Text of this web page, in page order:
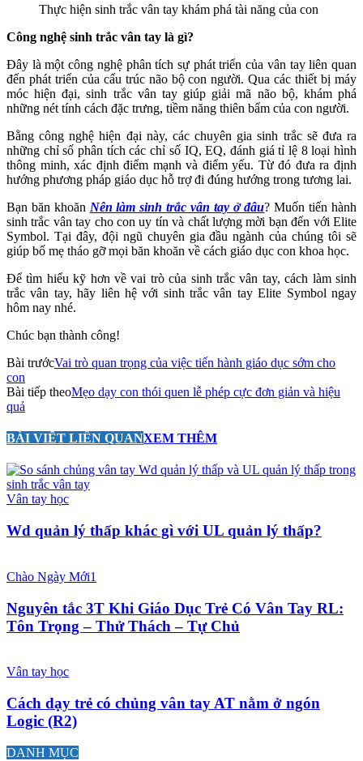
Thực hiện sinh trắc vân tay khám phá tài năng của con
Công nghệ sinh trắc vân tay là gì?
Đây là một công nghệ phân tích sự phát triển của vân tay liên quan
đến phát triển của cấu trúc não bộ con người. Qua các thiết bị máy
móc hiện đại, sinh trắc vân tay giúp giải mã não bộ, khám phá
những nét tính cách đặc trưng, tiềm năng thiên bẩm của con người.
Bằng công nghệ hiện đại này, các chuyên gia sinh trắc sẽ đưa ra
những chỉ số phân tích các chỉ số IQ, EQ, đánh giá tỉ lệ 8 loại hình
thông minh, xác định điểm mạnh và điểm yếu. Từ đó đưa ra định
hướng phương pháp giáo dục hỗ trợ đi đúng hướng trong tương lai.
Bạn băn khoăn Nên làm sinh trắc vân tay ở đâu? Muốn tiến hành
sinh trắc vân tay cho con uy tín và chất lượng mời bạn đến với Elite
Symbol. Tại đây, đội ngũ chuyên gia đầu ngành của chúng tôi sẽ
giúp bố mẹ tháo gỡ mọi băn khoăn về cách giáo dục con khoa học.
Để tìm hiểu kỹ hơn về vai trò của sinh trắc vân tay, cách làm sinh
trắc vân tay, hãy liên hệ với sinh trắc vân tay Elite Symbol ngay
hôm nay nhé.
Chúc bạn thành công!
Bài trướcVai trò quan trọng của việc tiến hành giáo dục sớm cho
con
Bài tiếp theoMẹo dạy con thói quen lễ phép cực đơn giản và hiệu
quả
BÀI VIẾT LIÊN QUANXEM THÊM
Vân tay học
Wd quản lý thấp khác gì với UL quản lý thấp?
Chào Ngày Mới1
Nguyên tắc 3T Khi Giáo Dục Trẻ Có Vân Tay RL:
Tôn Trọng – Thử Thách – Tự Chủ
Vân tay học
Cách dạy trẻ có chủng vân tay AT nằm ở ngón
Logic (R2)
DANH MỤC